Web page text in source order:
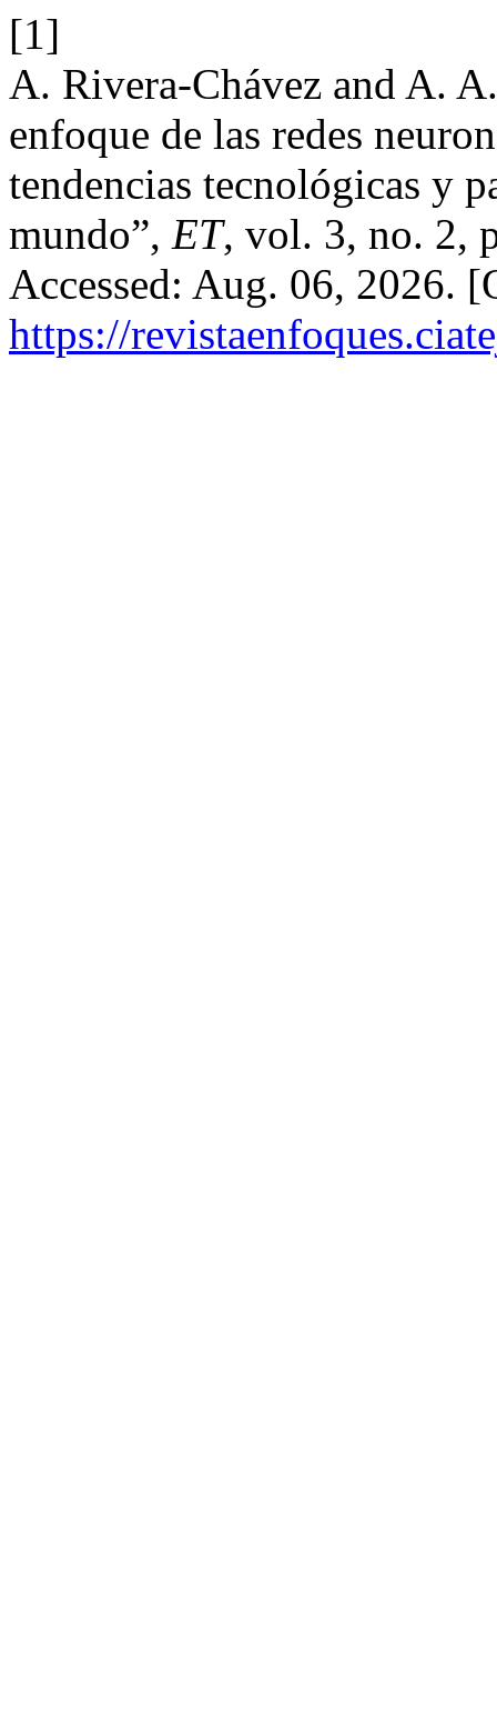
[1]
A. Rivera-Chávez and A.
enfoque de las redes
tendencias tecnológicas y
mundo”, ET, vol. 3, no. 2,
Accessed: Aug. 06, 2026.
https://